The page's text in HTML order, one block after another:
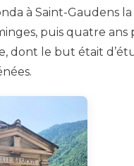
à Saint-Gaudens la
puis quatre ans
dont le but était